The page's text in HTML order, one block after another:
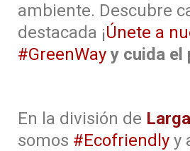
ambiente. Descubre
destacada ¡Únete a
#GreenWayy cuida el
En la división de
somos #Ecofriendly y